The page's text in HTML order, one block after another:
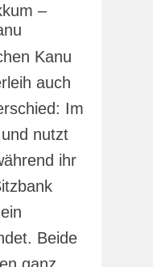
–
Kanu
auch
Im
nutzt
ihr
Beide
ganz